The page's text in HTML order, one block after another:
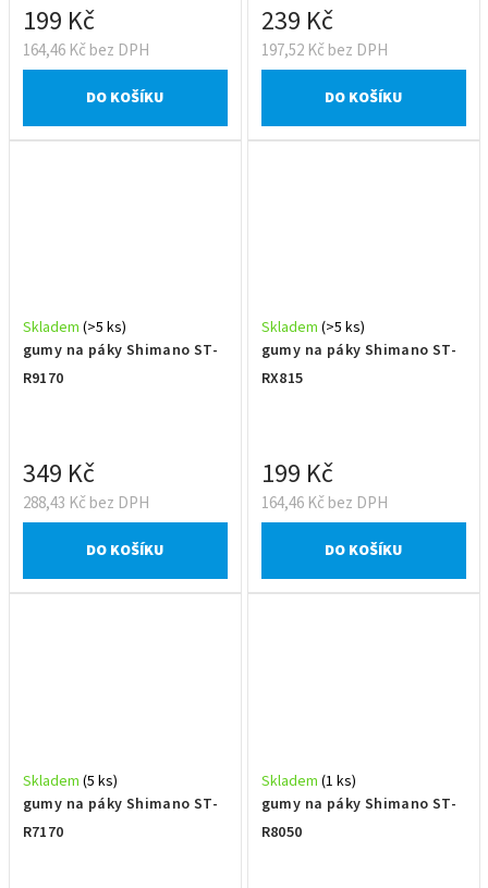
164,46 Kč bez DPH
199 Kč
DO KOŠÍKU
197,52 Kč bez DPH
239 Kč
DO KOŠÍKU
gumy na páky Shimano ST-
R9170
Skladem (>5 ks)
288,43 Kč bez DPH
349 Kč
DO KOŠÍKU
gumy na páky Shimano ST-
RX815
Skladem (>5 ks)
164,46 Kč bez DPH
199 Kč
DO KOŠÍKU
gumy na páky Shimano ST-
R7170
Skladem (5 ks)
gumy na páky Shimano ST-
R8050
Skladem (1 ks)